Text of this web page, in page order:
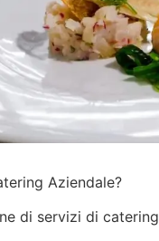
Aziendale?
di servizi di